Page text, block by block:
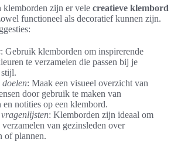
zijn er vele creatieve klembord
functioneel als decoratief kunnen zijn.
: Gebruik klemborden om inspirerende
te verzamelen die passen bij je
: Maak een visueel overzicht van
door gebruik te maken van
en notities op een klembord.
vragenlijsten: Klemborden zijn ideaal om
van gezinsleden over
of plannen.